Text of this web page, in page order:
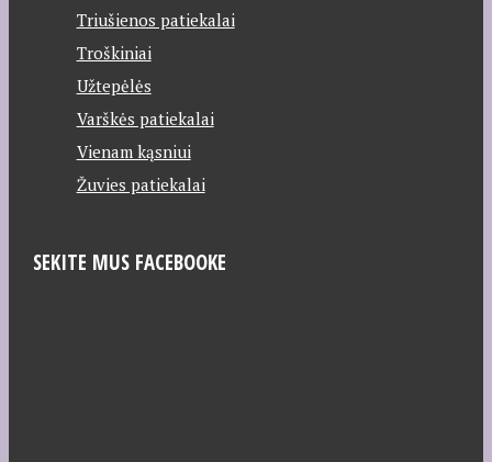
Triušienos patiekalai
Troškiniai
Užtepėlės
Varškės patiekalai
Vienam kąsniui
Žuvies patiekalai
SEKITE MUS FACEBOOKE